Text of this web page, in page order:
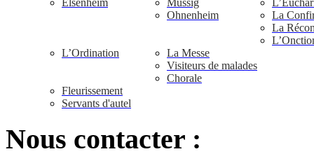
Elsenheim
Mussig
Ohnenheim
La
La
L’Ordination
La Messe
Visiteurs de malades
Chorale
Fleurissement
Servants d'autel
Nous contacter :